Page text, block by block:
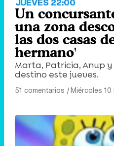
Un
una zona
las dos casas
hermano'
Marta, Patricia, Anup
destino este jueves.
51 comentarios |Miércoles 10